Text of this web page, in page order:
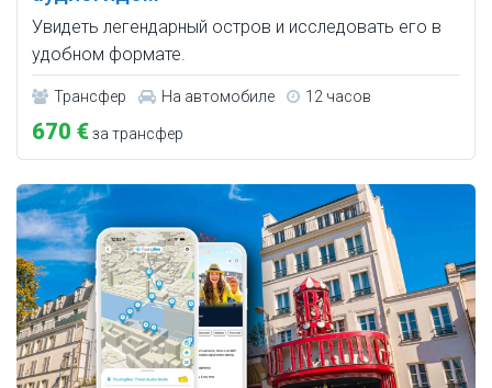
Увидеть легендарный остров и исследовать его в
удобном формате.
Трансфер На автомобиле 12 часов
670 €за трансфер